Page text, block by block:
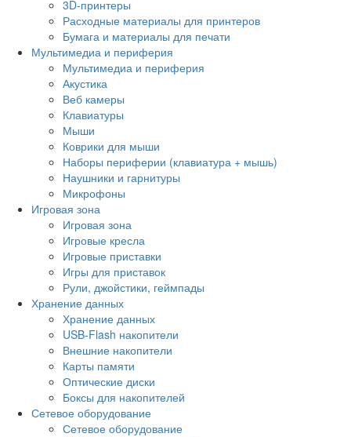
3D-принтеры
Расходные материалы для принтеров
Бумага и материалы для печати
Мультимедиа и периферия
Мультимедиа и периферия
Акустика
Веб камеры
Клавиатуры
Мыши
Коврики для мыши
Наборы периферии (клавиатура + мышь)
Наушники и гарнитуры
Микрофоны
Игровая зона
Игровая зона
Игровые кресла
Игровые приставки
Игры для приставок
Рули, джойстики, геймпады
Хранение данных
Хранение данных
USB-Flash накопители
Внешние накопители
Карты памяти
Оптические диски
Боксы для накопителей
Сетевое оборудование
Сетевое оборудование